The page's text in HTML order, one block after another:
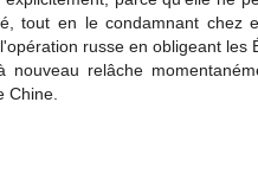
tout en le condamnant chez
russe en obligeant les
relâche
Chine.